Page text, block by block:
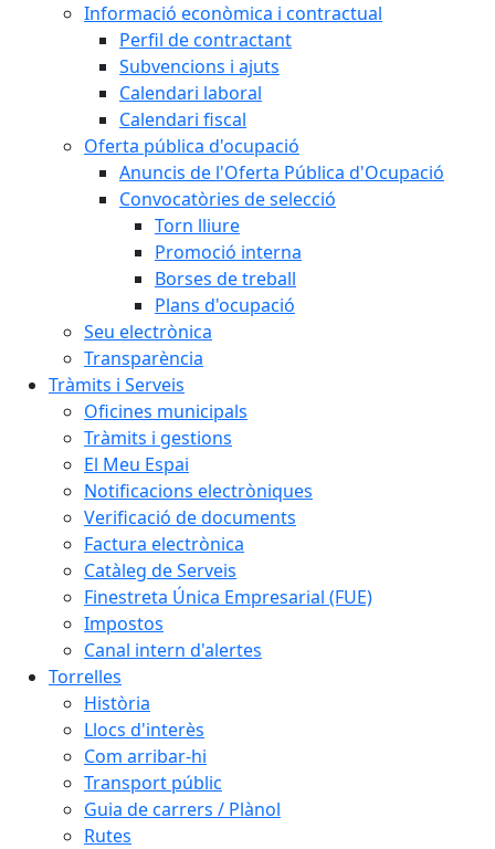
Informació econòmica i contractual
Perfil de contractant
Subvencions i ajuts
Calendari laboral
Calendari fiscal
Oferta pública d'ocupació
Anuncis de l'Oferta Pública d'Ocupació
Convocatòries de selecció
Torn lliure
Promoció interna
Borses de treball
Plans d'ocupació
Seu electrònica
Transparència
Tràmits i Serveis
Oficines municipals
Tràmits i gestions
El Meu Espai
Notificacions electròniques
Verificació de documents
Factura electrònica
Catàleg de Serveis
Finestreta Única Empresarial (FUE)
Impostos
Canal intern d'alertes
Torrelles
Història
Llocs d'interès
Com arribar-hi
Transport públic
Guia de carrers / Plànol
Rutes